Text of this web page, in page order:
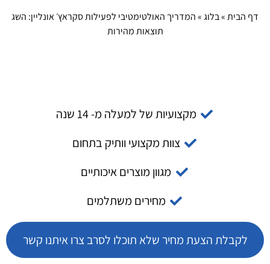
דף הבית»בלוג»המדריך האולטימטיבי לפעילות סקראץ׳ אונליין: השג
תוצאות מהירות
מקצועיות של למעלה מ- 14 שנה
צוות מקצועי וותיק בתחום
מגוון מוצרים איכותיים
מחירים משתלמים
לקבלת הצעת מחיר שלא תוכלו לסרב צרו איתנו קשר